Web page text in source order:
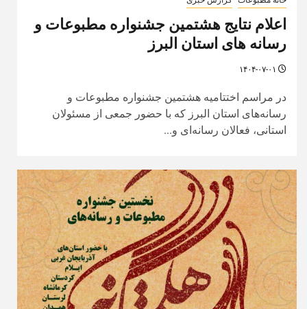
اعلام نتایج هشتمین جشنواره مطبوعات و
رسانه های استان البرز
در مراسم اختتامیه هشتمین جشنواره مطبوعات و
رسانه‌های استان البرز که با حضور جمعی از مسئولان
استانی، فعالان رسانه‌ای و...